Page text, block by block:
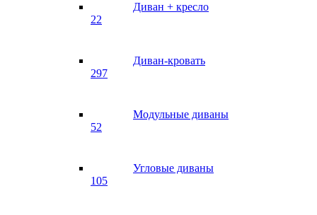
Диван + кресло
22
Диван-кровать
297
Модульные диваны
52
Угловые диваны
105